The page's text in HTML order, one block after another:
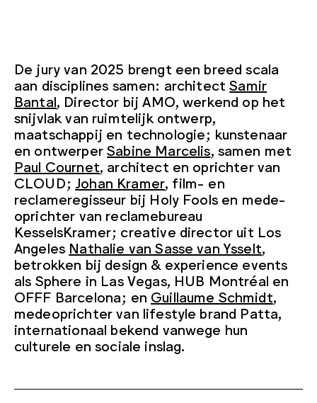
De jury van 2025 brengt een breed scala
aan disciplines samen: architectSamir
Bantal, Director bij AMO, werkend op het
snijvlak van ruimtelijk ontwerp,
maatschappij en technologie; kunstenaar
en ontwerperSabine Marcelis, samen met
Paul Cournet, architect en oprichter van
CLOUD; Johan Kramer, film- en
reclameregisseur bij Holy Fools en mede-
oprichter van reclamebureau
KesselsKramer; creative director uit Los
Angeles Nathalie van Sasse van Ysselt,
betrokken bij design & experience events
als Sphere in Las Vegas, HUB Montréal en
OFFF Barcelona; en Guillaume Schmidt,
medeoprichter van lifestyle brand Patta,
internationaal bekend vanwege hun
culturele en sociale inslag.